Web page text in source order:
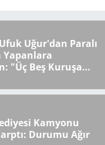
Uğur'dan Paralı
Yapanlara
"Üç Beş Kuruşa
Kamyonu
Durumu Ağır